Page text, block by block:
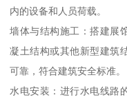
内的设备和人员荷载。
墙体与结构施工：搭建展
凝土结构或其他新型建筑
可靠，符合建筑安全标准。
水电安装：进行水电线路